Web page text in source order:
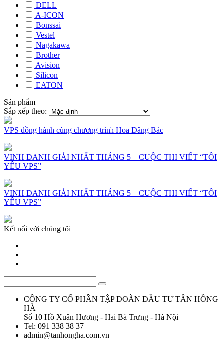
DELL
A-ICON
Bonssai
Vestel
Nagakawa
Brother
Avision
Silicon
EATON
Sản phẩm
Sắp xếp theo:
VPS đồng hành cùng chương trình Hoa Dâng Bác
VINH DANH GIẢI NHẤT THÁNG 5 – CUỘC THI VIẾT “TÔI
YÊU VPS”
VINH DANH GIẢI NHẤT THÁNG 5 – CUỘC THI VIẾT “TÔI
YÊU VPS”
Kết nối với chúng tôi
CÔNG TY CỔ PHẦN TẬP ĐOÀN ĐẦU TƯ TÂN HỒNG
HÀ
Số 10 Hồ Xuân Hương - Hai Bà Trưng - Hà Nội
Tel: 091 338 38 37
admin@tanhongha.com.vn